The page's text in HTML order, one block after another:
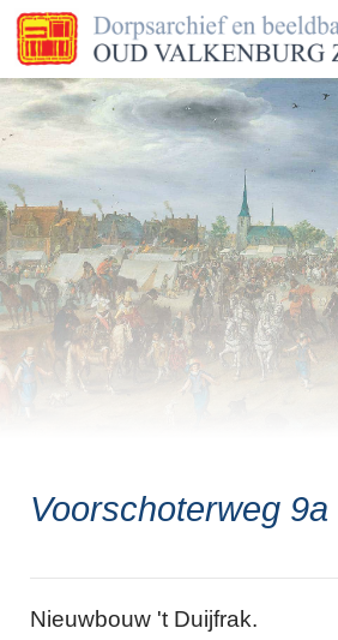
Voorschoterweg 9a
Nieuwbouw 't Duijfrak.